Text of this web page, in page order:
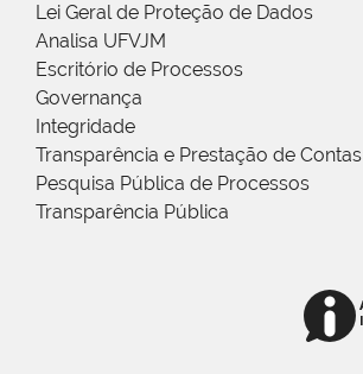
Lei Geral de Proteção de Dados
Analisa UFVJM
Escritório de Processos
Governança
Integridade
Transparência e Prestação de Contas
Pesquisa Pública de Processos
Transparência Pública